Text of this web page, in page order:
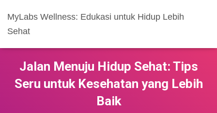
MyLabs Wellness: Edukasi untuk Hidup Lebih
Sehat
Jalan Menuju Hidup Sehat: Tips
Seru untuk Kesehatan yang Lebih
Baik